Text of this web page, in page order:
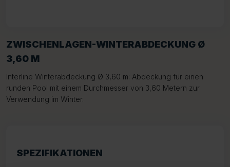
ZWISCHENLAGEN-WINTERABDECKUNG Ø
3,60 M
Interline Winterabdeckung Ø 3,60 m: Abdeckung für einen
runden Pool mit einem Durchmesser von 3,60 Metern zur
Verwendung im Winter.
SPEZIFIKATIONEN